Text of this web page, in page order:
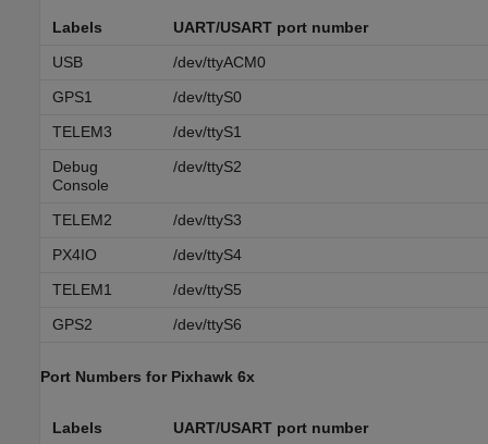
Labels
UART/USART port number
USB
/dev/ttyACM0
GPS1
/dev/ttyS0
TELEM3
/dev/ttyS1
Debug
Console
/dev/ttyS2
TELEM2
/dev/ttyS3
PX4IO
/dev/ttyS4
TELEM1
/dev/ttyS5
GPS2
/dev/ttyS6
Port Numbers for Pixhawk 6x
Labels
UART/USART port number